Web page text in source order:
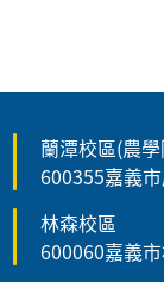
蘭潭校區(農
600355嘉義
林森校區
600060嘉義